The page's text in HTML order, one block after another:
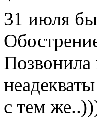
31 июля
Позвонила
с тем